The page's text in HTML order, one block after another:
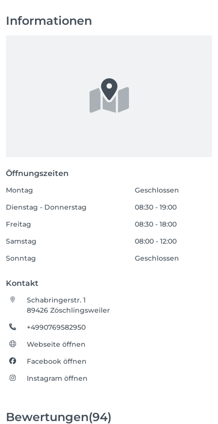
Informationen
Öffnungszeiten
Montag
Geschlossen
Dienstag - Donnerstag
08:30 - 19:00
Freitag
08:30 - 18:00
Samstag
08:00 - 12:00
Sonntag
Geschlossen
Kontakt
Schabringerstr. 1
89426 Zöschlingsweiler
+4990769582950
Webseite öffnen
Facebook öffnen
Instagram öffnen
Bewertungen(94)